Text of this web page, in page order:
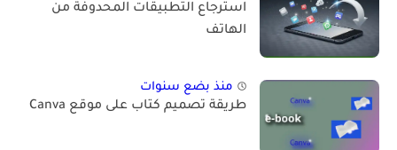
استرجاع التطبيقات المحدوفة من
الهاتف
منذ بضع سنوات
طريقة تصميم كتاب على موقع Canva